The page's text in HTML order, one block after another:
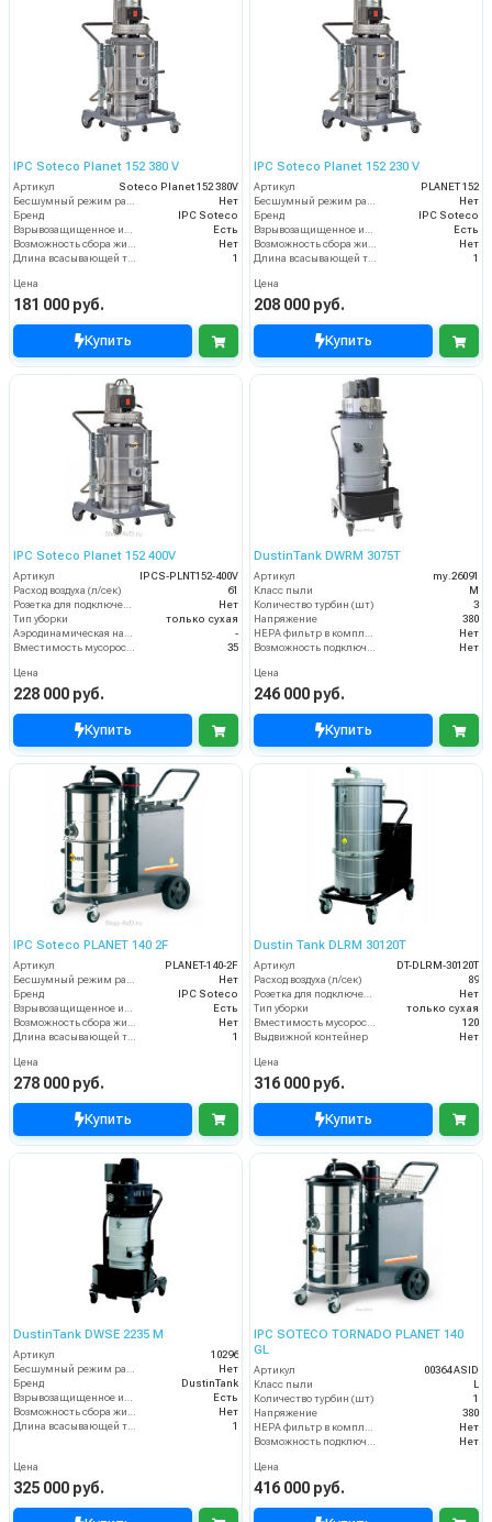
IPC Soteco Planet 152 380 V
Артикул
Soteco Planet 152 380V
Бесшумный режим работы
Нет
Бренд
IPC Soteco
Взрывозащищенное исполнение
Есть
Возможность сбора жидкой грязи
Нет
Длина всасывающей трубки
1
Цена
181 000 руб.
Купить
IPC Soteco Planet 152 230 V
Артикул
PLANET 152
Бесшумный режим работы
Нет
Бренд
IPC Soteco
Взрывозащищенное исполнение
Есть
Возможность сбора жидкой грязи
Нет
Длина всасывающей трубки
1
Цена
208 000 руб.
Купить
IPC Soteco Planet 152 400V
Артикул
IPCS-PLNT152-400V
Расход воздуха (л/сек)
61
Розетка для подключения инструмента
Нет
Тип уборки
только сухая
Аэродинамическая нагрузка фильтра (м3/м2/час)
-
Вместимость мусоросборника (л)
35
Цена
228 000 руб.
Купить
DustinTank DWRM 3075T
Артикул
my.26091
Класс пыли
М
Количество турбин (шт)
3
Напряжение
380
HEPA фильтр в комплекте
Нет
Возможность подключения электрощетки
Нет
Цена
246 000 руб.
Купить
IPC Soteco PLANET 140 2F
Артикул
PLANET-140-2F
Нет
Бренд
IPC Soteco
Есть
Нет
1
Цена
278 000 руб.
Купить
Dustin Tank DLRM 30120T
Артикул
DT-DLRM-30120T
Расход воздуха (л/сек)
89
Нет
Тип уборки
только сухая
120
Выдвижной контейнер
Нет
Цена
316 000 руб.
Купить
DustinTank DWSE 2235 M
Артикул
10296
Нет
Бренд
DustinTank
Есть
Нет
1
Цена
325 000 руб.
IPC SOTECO TORNADO PLANET 140
GL
Артикул
00364 ASID
Класс пыли
Количество турбин (шт)
1
Напряжение
380
Нет
Нет
Цена
416 000 руб.